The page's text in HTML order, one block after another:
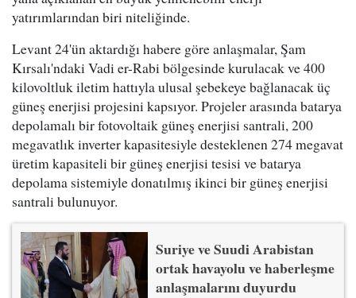
yatırımlarından biri niteliğinde.
Levant 24'ün aktardığı habere göre anlaşmalar, Şam
Kırsalı'ndaki Vadi er-Rabi bölgesinde kurulacak ve 400
kilovoltluk iletim hattıyla ulusal şebekeye bağlanacak üç
güneş enerjisi projesini kapsıyor. Projeler arasında batarya
depolamalı bir fotovoltaik güneş enerjisi santrali, 200
megavatlık inverter kapasitesiyle desteklenen 274 megavat
üretim kapasiteli bir güneş enerjisi tesisi ve batarya
depolama sistemiyle donatılmış ikinci bir güneş enerjisi
santrali bulunuyor.
Suriye ve Suudi Arabistan
ortak havayolu ve haberleşme
anlaşmalarını duyurdu